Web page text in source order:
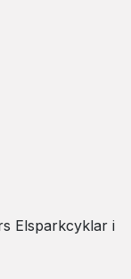
Elsparkcyklar i